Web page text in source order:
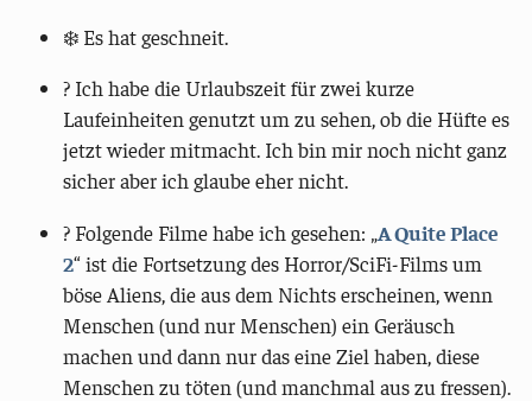
❄️ Es hat geschneit.
? Ich habe die Urlaubszeit für zwei kurze
Laufeinheiten genutzt um zu sehen, ob die Hüfte es
jetzt wieder mitmacht. Ich bin mir noch nicht ganz
sicher aber ich glaube eher nicht.
? Folgende Filme habe ich gesehen: „A Quite Place
2“ ist die Fortsetzung des Horror/SciFi-Films um
böse Aliens, die aus dem Nichts erscheinen, wenn
Menschen (und nur Menschen) ein Geräusch
machen und dann nur das eine Ziel haben, diese
Menschen zu töten (und manchmal aus zu fressen).